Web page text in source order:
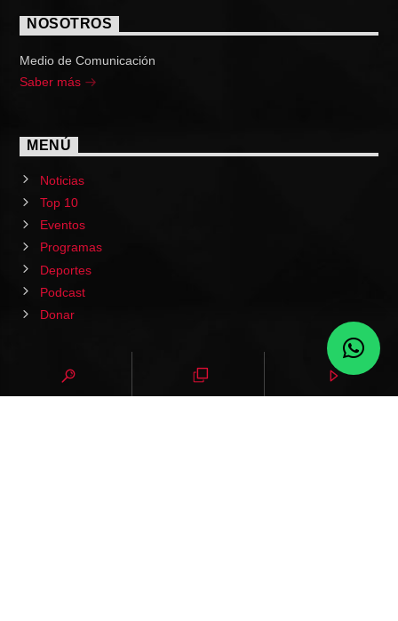
NOSOTROS
Medio de Comunicación
Saber más
MENÚ
Noticias
Top 10
Eventos
Programas
Deportes
Podcast
Donar